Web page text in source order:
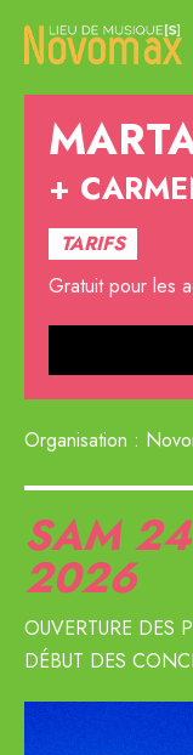
TARIFS
Gratuit pour les
Organisation :
SAM 24
2026
OUVERTURE DES
DÉBUT DES